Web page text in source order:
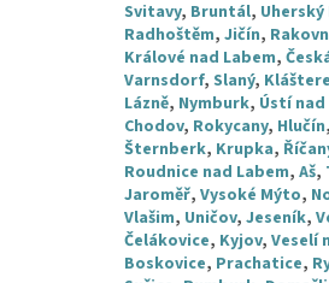
Svitavy, Bruntál,
Radhoštěm, Jičín,
Králové nad Labem,
Varnsdorf, Slaný,
Lázně, Nymburk, Ústí
Chodov, Rokycany, Hlučín,
Šternberk, Krupka,
Roudnice nad Labem, Aš,
Jaroměř, Vysoké Mýto,
Vlašim, Uničov, Jeseník,
Čelákovice, Kyjov, Veselí
Boskovice, Prachatice,